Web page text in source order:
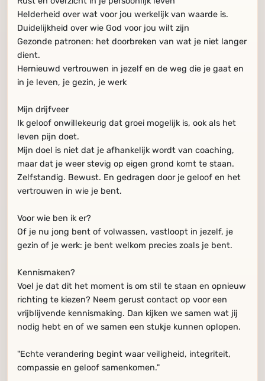
Helderheid over wat voor jou werkelijk van waarde is.
Duidelijkheid over wie God voor jou wilt zijn
Gezonde patronen: het doorbreken van wat je niet langer
dient.
Hernieuwd vertrouwen in jezelf en de weg die je gaat en
in je leven, je gezin, je werk
Mijn drijfveer
Ik geloof onwillekeurig dat groei mogelijk is, ook als het
leven pijn doet.
Mijn doel is niet dat je afhankelijk wordt van coaching,
maar dat je weer stevig op eigen grond komt te staan.
Zelfstandig. Bewust. En gedragen door je geloof en het
vertrouwen in wie je bent.
Voor wie ben ik er?
Of je nu jong bent of volwassen, vastloopt in jezelf, je
gezin of je werk: je bent welkom precies zoals je bent.
Kennismaken?
Voel je dat dit het moment is om stil te staan en opnieuw
richting te kiezen? Neem gerust contact op voor een
vrijblijvende kennismaking. Dan kijken we samen wat jij
nodig hebt en of we samen een stukje kunnen oplopen.
"Echte verandering begint waar veiligheid, integriteit,
compassie en geloof samenkomen."